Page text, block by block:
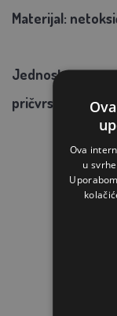
Materijal:
Jednostavno
pričvrstite čep i
Ova
u